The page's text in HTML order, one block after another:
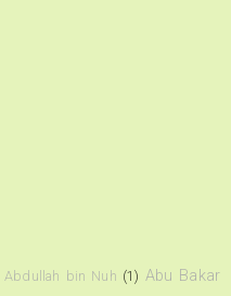
Abdullah bin Nuh (1) Abu Bakar